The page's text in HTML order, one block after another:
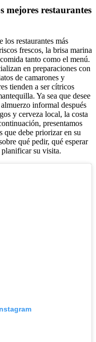
mejores restaurantes
los restaurantes más
frescos, la brisa marina
tanto como el menú.
en preparaciones con
de camarones y
tienden a ser cítricos
Ya sea que desee
informal después
y cerveza local, la costa
presentamos
que debe priorizar en su
qué pedir, qué esperar
su visita.